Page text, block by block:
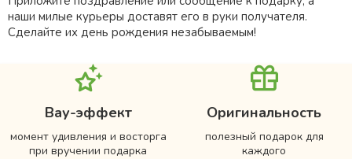
наши милые курьеры доставят его в руки получателя.
Сделайте их день рождения незабываемым!
Вау-эффект
момент удивления и восторга
при вручении подарка
Оригинальность
полезный подарок для
каждого